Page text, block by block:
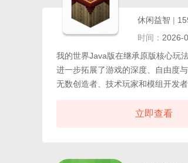
休闲益智 |
时间： 2026-
我的世界Java版在继承原版核心玩
进一步拓展了游戏的深度、自由度
无数创造者、技术玩家和模组开发者
体验，更凭借其无与伦比的开放架
立即查看